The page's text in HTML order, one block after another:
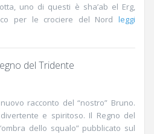
uno di questi è sha’ab el Erg,
per le crociere del Nord leggi
del Tridente
racconto del “nostro” Bruno.
e spiritoso. Il Regno del
dello squalo” pubblicato sul